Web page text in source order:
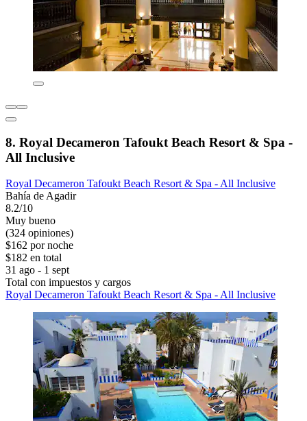
8. Royal Decameron Tafoukt Beach Resort & Spa -
All Inclusive
Royal Decameron Tafoukt Beach Resort & Spa - All Inclusive
Bahía de Agadir
8.2/10
Muy bueno
(324 opiniones)
$162 por noche
$182 en total
31 ago - 1 sept
Total con impuestos y cargos
Royal Decameron Tafoukt Beach Resort & Spa - All Inclusive